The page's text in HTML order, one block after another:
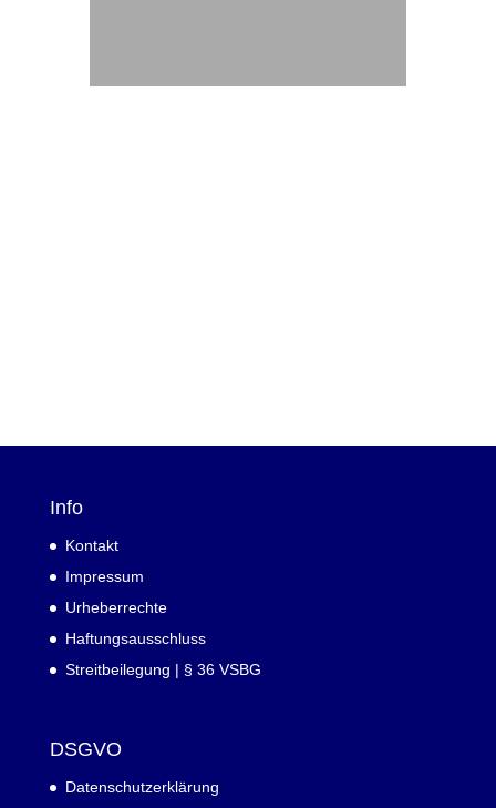
Info
Kontakt
Impressum
Urheberrechte
Haftungsausschluss
Streitbeilegung | § 36 VSBG
DSGVO
Datenschutzerklärung